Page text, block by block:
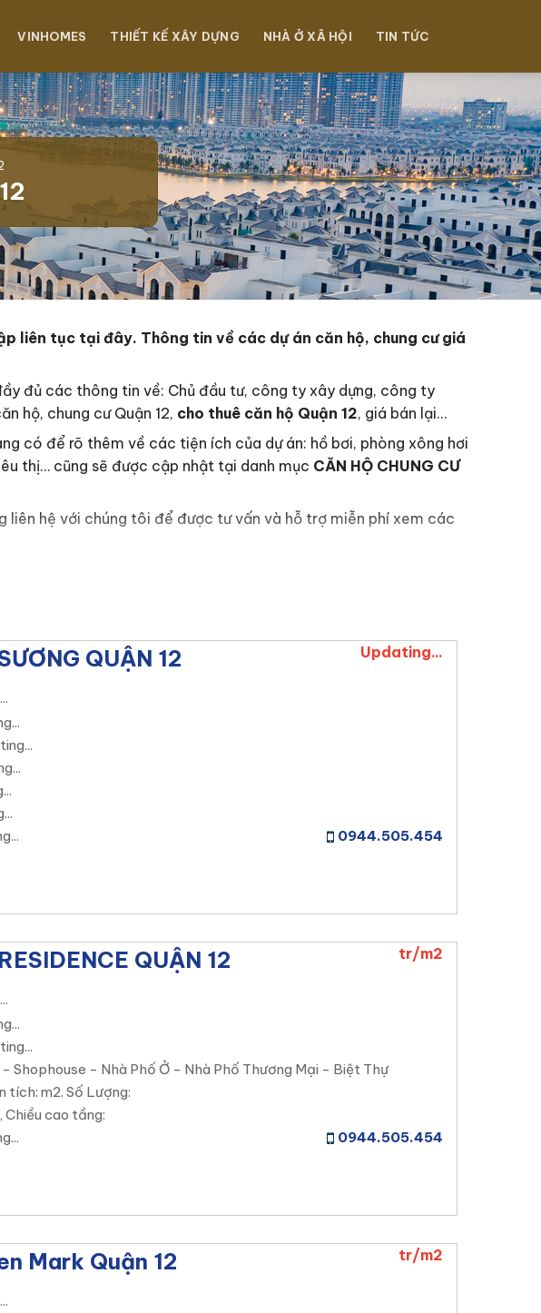
VINHOMES THIẾT KẾ XÂY DỰNG NHÀ Ở XÃ HỘI TIN TỨC
liên tục tại đây. Thông tin về các dự án căn hộ, chung cư giá
đủ các thông tin về: Chủ đầu tư, công ty xây dựng, công ty
hộ, chung cư Quận 12, cho thuê căn hộ Quận 12, giá bán lại…
có để rõ thêm về các tiện ích của dự án: hồ bơi, phòng xông hơi
thị… cũng sẽ được cập nhật tại danh mục CĂN HỘ CHUNG CƯ
liên hệ với chúng tôi để được tư vấn và hỗ trợ miễn phí xem các
TRUNG LAND
được thông tin nhanh chóng và kịp thời. Quý khách hàng nên liên
viên tư vấn chuyên nghiệp của dự án.
tế của dự án 24/7. Với mong muốn được phục vụ tốt nhất và
tốt nhất của dự án với các nhà phố đúng nhu cầu của quý khách
NGHIỆP
QUẬN 12 Updating...
0944.505.454
QUẬN 12 tr/m2
Shophouse - Nhà Phố Ở - Nhà Phố Thương Mại - Biệt Thự
tích: m2. Số Lượng:
Chiều cao tầng:
0944.505.454
Mark Quận 12 tr/m2